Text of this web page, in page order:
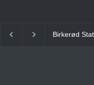
Allerød